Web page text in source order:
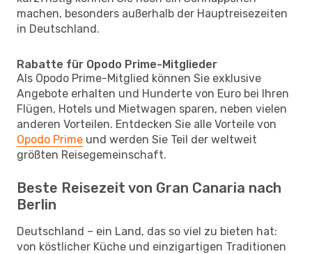
machen, besonders außerhalb der Hauptreisezeiten
in Deutschland.
Rabatte für Opodo Prime-Mitglieder
Als Opodo Prime-Mitglied können Sie exklusive
Angebote erhalten und Hunderte von Euro bei Ihren
Flügen, Hotels und Mietwagen sparen, neben vielen
anderen Vorteilen. Entdecken Sie alle Vorteile von
Opodo Prime und werden Sie Teil der weltweit
größten Reisegemeinschaft.
Beste Reisezeit von Gran Canaria nach
Berlin
Deutschland – ein Land, das so viel zu bieten hat:
von köstlicher Küche und einzigartigen Traditionen